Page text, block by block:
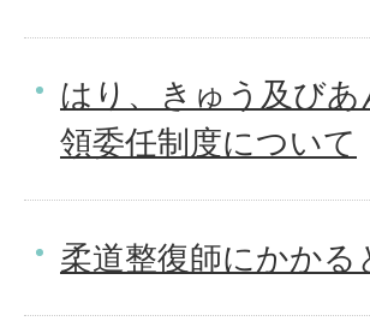
はり、きゅう及び
領委任制度について
柔道整復師にかかる